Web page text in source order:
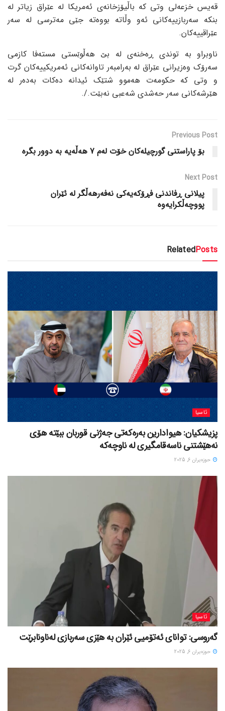
قەیس خزعەلی وتی کە باڵیۆزخانەی ئەمریکا لە عێراق زیاتر لە
بنکە سەربازییەکانی ئەو وڵاتە بووەتە جێی مەترسی لە سەر
عێراقییەکان.
ناوبراو بە توندی ڕەخنەی لە بێ هەڵوێستی مستەفا کازمی
سەرۆک وەزیرانی عێراق لە بەرامبەر تاوانەکانی ئەمریکییەکان گرت
و وتی کە حکومەت هەموو شتێک ئیدانە دەکات بەدەر لە
هێرشەکانی سەر حەشدی شەعبی نەبێت./.
Previous Post
بۆ پاراستنی گورچیلەکان خۆت لەم 7 هەڵەیە بە دوور بگرە
Next Post
پیلانی ڕفاندنی فڕۆکەیەکی نەفەرهەڵگر لە ئێران
پووچەڵکرایەوە
RelatedPosts
ئاسیا
پزیشکیان: هیوادارین بەرەکەتی جەژنی قوربان ببێتە هۆی
نەهێشتنی ناسەقامگیری لە ناوچەکە
حوزه‌یران 6, 2025
ئاسیا
گەروسی: توانای ئەتۆمیی ئێران بە هێزی سەربازی لەناونابرێت
حوزه‌یران 6, 2025